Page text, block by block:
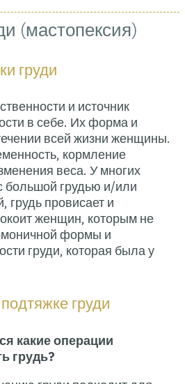
Подтяжки груди
История подтяжки груди
Грудь – символ
гордости и уверенности в
объем меняются в течении
На них влияют
грудью, возраст и изменения
женщин, особенно с
неэластичной кожей, грудь
сдувается, что беспокоит
хватает полной,
естественной упругости
Об операции по
Давайте разберемся какие
позволяют поднять грудь?